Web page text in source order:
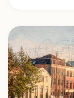
Groningen